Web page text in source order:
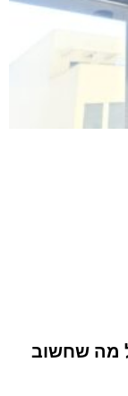
מה שחשוב
שהם מפסיקים